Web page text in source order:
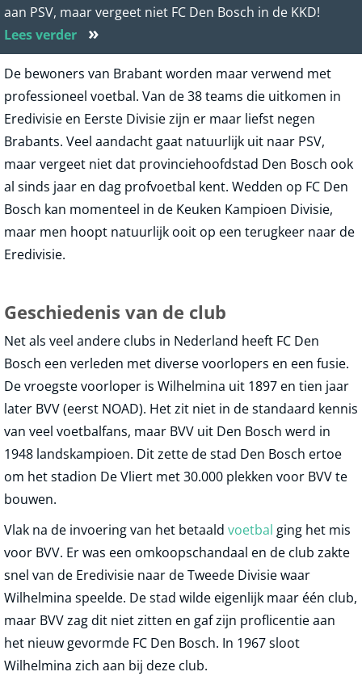
aan PSV, maar vergeet niet FC Den Bosch in de KKD!
Lees verder
»
De bewoners van Brabant worden maar verwend met
professioneel voetbal. Van de 38 teams die uitkomen in
Eredivisie en Eerste Divisie zijn er maar liefst negen
Brabants. Veel aandacht gaat natuurlijk uit naar PSV,
maar vergeet niet dat provinciehoofdstad Den Bosch ook
al sinds jaar en dag profvoetbal kent. Wedden op FC Den
Bosch kan momenteel in de Keuken Kampioen Divisie,
maar men hoopt natuurlijk ooit op een terugkeer naar de
Eredivisie.
Geschiedenis van de club
Net als veel andere clubs in Nederland heeft FC Den
Bosch een verleden met diverse voorlopers en een fusie.
De vroegste voorloper is Wilhelmina uit 1897 en tien jaar
later BVV (eerst NOAD). Het zit niet in de standaard kennis
van veel voetbalfans, maar BVV uit Den Bosch werd in
1948 landskampioen. Dit zette de stad Den Bosch ertoe
om het stadion De Vliert met 30.000 plekken voor BVV te
bouwen.
Vlak na de invoering van het betaald voetbal ging het mis
voor BVV. Er was een omkoopschandaal en de club zakte
snel van de Eredivisie naar de Tweede Divisie waar
Wilhelmina speelde. De stad wilde eigenlijk maar één club,
maar BVV zag dit niet zitten en gaf zijn proflicentie aan
het nieuw gevormde FC Den Bosch. In 1967 sloot
Wilhelmina zich aan bij deze club.